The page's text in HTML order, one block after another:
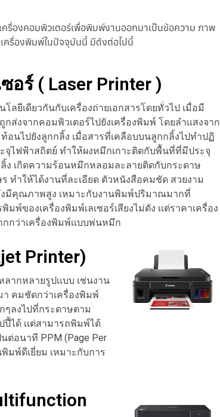
คอมพิวเตอร์เพื่อพิมพ์งานออกมาเป็นข้อความ ภาพ
ครื่องพิมพ์ในปัจจุบันนี้ มีดังต่อไปนี้
อร์ ( Laser Printer )
ลยีเดียวกันกับเครื่องถ่ายเอกสารโดยทั่วไป เมื่อมี
งจากคอมพิวเตอร์ไปยังเครื่องพิมพ์ โดยลำเเสงจาก
ท้อนไปยังลูกกลิ้ง เมื่อสารที่เคลือบบนลูกกลิ้งไปทำปฏิ
ะจุไฟฟ้าสถิตย์ ทำให้ผงหมึกเกาะติดกับพื้นที่ที่มีประจุ
ง เกิดความร้อนหมึกหลอมละลายติดกับกระดาษ
ทำให้ได้งานที่ละเอียด ตัวหนังสือคมชัด สวยงาม
งมีคุณภาพสูง เหมาะกับงานพิมพ์ปริมาณมากที่
มพ์ของเครื่องพิมพ์เลเซอร์เสียงไม่ดัง เเต่ราคาเครื่อง
กกว่าเครื่องพิมพ์เเบบพ่นหมึก
Printer)
ากหลายรูปเเบบ เช่นงาน
า คมชัดกว่าเครื่องพิมพ์
ๆลงไปที่กระดาษตาม
ปี้ได้ เเต่สามารถพิมพ์ได้
ต่อนาที PPM (Page Per
มพ์ดีเยี่ยม เหมาะกับการ